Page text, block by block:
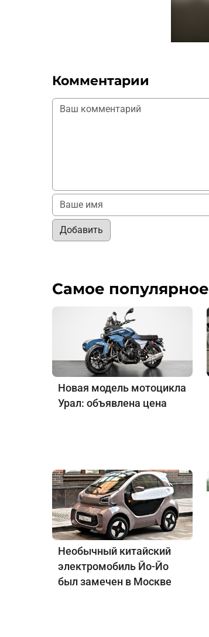
Комментарии
Добавить
Самое популярное
Новая модель мотоцикла
Урал: объявлена цена
Необычный китайский
электромобиль Йо-Йо
был замечен в Москве